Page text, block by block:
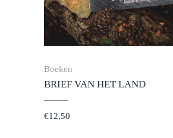
Boeken
BRIEF VAN HET LAND
€12,50